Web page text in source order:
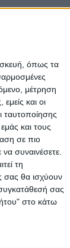
όπως τα
μέτρηση
και οι
ταυτοποίησης
και τους
σε πιο
συναινέσετε.
τη
σας θα ισχύουν
σας
στο κάτω
9
Η
9
8